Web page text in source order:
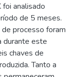
analisado
de 5 meses.
processo foram
durante este
chaves de
Tanto a